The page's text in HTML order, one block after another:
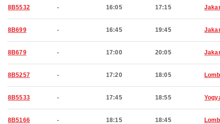
8B5532 - 16:05 17:15
8B699 - 16:45 19:45
8B679 - 17:00 20:05
8B5257 - 17:20 18:05
8B5533 - 17:45 18:55
8B5166 - 18:15 18:45